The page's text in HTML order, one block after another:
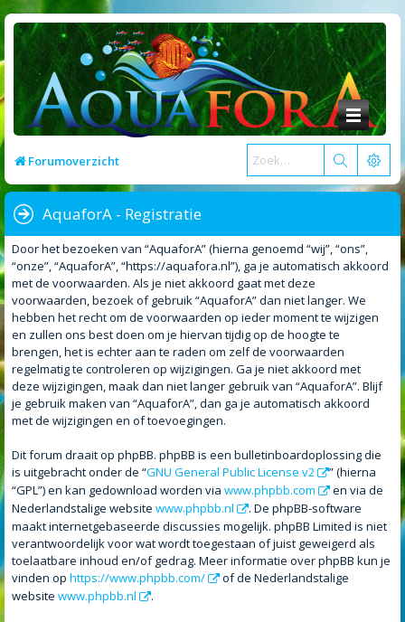
Forumoverzicht
AquaforA - Registratie
Door het bezoeken van “AquaforA” (hierna genoemd “wij”, “ons”,
“onze”, “AquaforA”, “https://aquafora.nl”), ga je automatisch akkoord
met de voorwaarden. Als je niet akkoord gaat met deze
voorwaarden, bezoek of gebruik “AquaforA” dan niet langer. We
hebben het recht om de voorwaarden op ieder moment te wijzigen
en zullen ons best doen om je hiervan tijdig op de hoogte te
brengen, het is echter aan te raden om zelf de voorwaarden
regelmatig te controleren op wijzigingen. Ga je niet akkoord met
deze wijzigingen, maak dan niet langer gebruik van “AquaforA”. Blijf
je gebruik maken van “AquaforA”, dan ga je automatisch akkoord
met de wijzigingen en of toevoegingen.
Dit forum draait op phpBB. phpBB is een bulletinboardoplossing die
is uitgebracht onder de “GNU General Public License v2
” (hierna
“GPL”) en kan gedownload worden via www.phpbb.com
en via de
Nederlandstalige website www.phpbb.nl
. De phpBB-software
maakt internetgebaseerde discussies mogelijk. phpBB Limited is niet
verantwoordelijk voor wat wordt toegestaan of juist geweigerd als
toelaatbare inhoud en/of gedrag. Meer informatie over phpBB kun je
vinden op https://www.phpbb.com/
of de Nederlandstalige
website www.phpbb.nl .